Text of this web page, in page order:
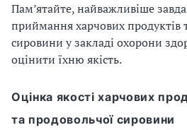
Пам’ятайте, найважливіше
приймання харчових продуктів
сировини у закладі охорони
оцінити їхню якість.
Оцінка якості харчових
та продовольчої сировини